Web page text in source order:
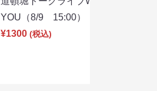
YOU（8/9 15:00）
¥1300 (税込)